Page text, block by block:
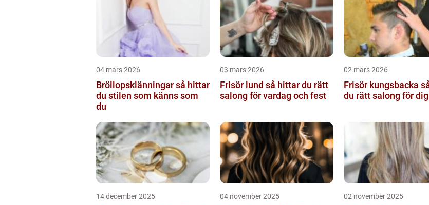
04 mars 2026
Bröllopsklänningar så hittar
du stilen som känns som
du
03 mars 2026
Frisör lund så hittar du rätt
salong för vardag och fest
02 mars 2026
Frisör kungsbacka så hittar
du rätt salong för dig
14 december 2025 04 november 2025 02 november 2025